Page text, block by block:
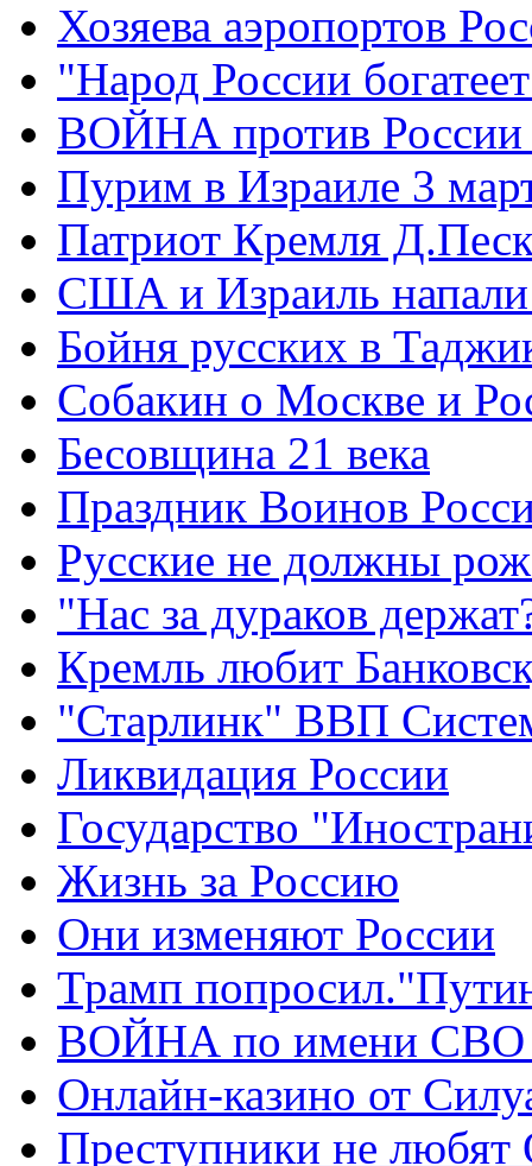
Хозяева аэропортов
"Народ России
ВОЙНА против России
Пурим в Израиле 3
Патриот Кремля
США и Израиль
Бойня русских в
Собакин о Москве и
Бесовщина 21 века
Праздник Воинов
Русские не должны
"Нас за дураков
Кремль любит
"Старлинк" ВВП
Ликвидация России
Государство
Жизнь за Россию
Они изменяют России
Трамп
ВОЙНА по имени СВО
Онлайн-казино от
Преступники не